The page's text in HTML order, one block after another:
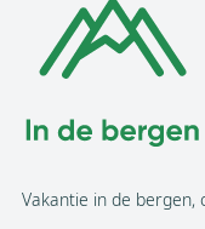
Vakantie in de bergen,